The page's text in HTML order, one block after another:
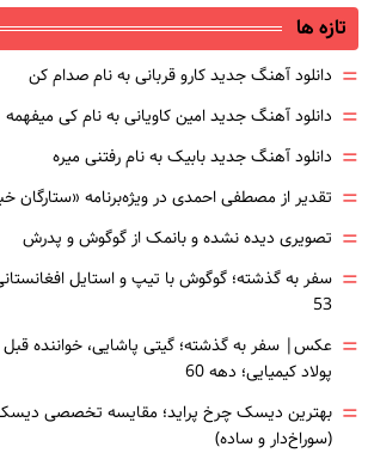
تازه ها
= دانلود آهنگ جدید کارو قربانی به نام صدام کن
= دانلود آهنگ جدید امین کاویانی به نام کی میفهمه
= دانلود آهنگ جدید بابیک به نام رفتنی میره
= تقدیر از مصطفی احمدی در ویژه‌برنامه «ستارگان
= تصویری دیده نشده و بانمک از گوگوش و پدرش
=
53
= عکس| سفر به گذشته؛ گیتی پاشایی، خواننده قبل
پولاد کیمیایی؛ دهه 60
= بهترین دیسک چرخ پراید؛ مقایسه تخصصی دیسک
(سوراخ‌دار و ساده)